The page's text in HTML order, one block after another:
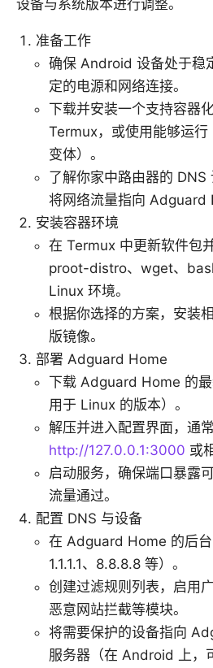
设备与系统版本进行调整。
准备工作
确保 Android 设备处于稳
定的电源和网络连接。
下载并安装一个支持容器
Termux，或使用能够运
变体）。
了解你家中路由器的 DNS
将网络流量指向 Adguard
安装容器环境
在 Termux 中更新软件包
proot-distro、wget、
Linux 环境。
根据你选择的方案，安装
版镜像。
部署 Adguard Home
下载 Adguard Home 的
用于 Linux 的版本）。
解压并进入配置界面，通
http://127.0.0.1:3000 或
启动服务，确保端口暴露
流量通过。
配置 DNS 与设备
在 Adguard Home 的后
1.1.1.1、8.8.8.8 等）。
创建过滤规则列表，启用
恶意网站拦截等模块。
将需要保护的设备指向
服务器（在 Android 上，